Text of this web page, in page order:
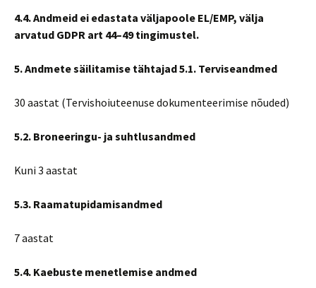
4.4. Andmeid ei edastata väljapoole EL/EMP, välja
arvatud GDPR art 44–49 tingimustel.
5. Andmete säilitamise tähtajad 5.1. Terviseandmed
30 aastat (Tervishoiuteenuse dokumenteerimise nõuded)
5.2. Broneeringu- ja suhtlusandmed
Kuni 3 aastat
5.3. Raamatupidamisandmed
7 aastat
5.4. Kaebuste menetlemise andmed